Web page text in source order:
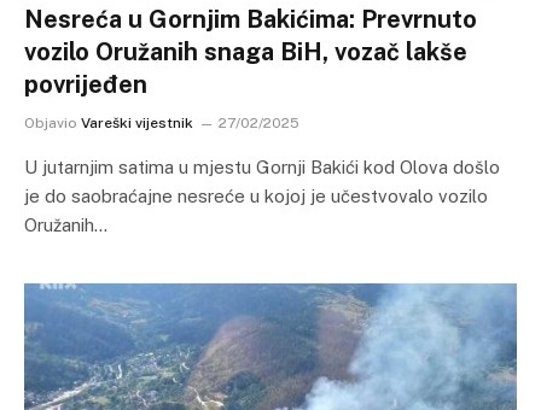
Nesreća u Gornjim Bakićima: Prevrnuto
vozilo Oružanih snaga BiH, vozač lakše
povrijeđen
Objavio Vareški vijestnik 27/02/2025
U jutarnjim satima u mjestu Gornji Bakići kod Olova došlo
je do saobraćajne nesreće u kojoj je učestvovalo vozilo
Oružanih…